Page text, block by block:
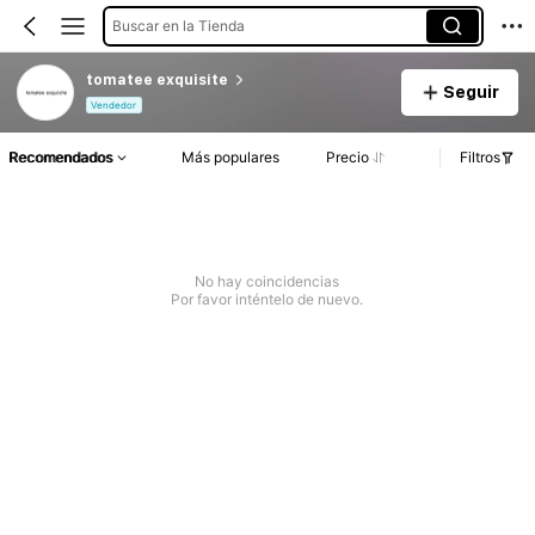
Buscar en la Tienda
tomatee exquisite
Vendedor
Seguir
Recomendados Más populares Precio Filtros
No hay coincidencias
Por favor inténtelo de nuevo.